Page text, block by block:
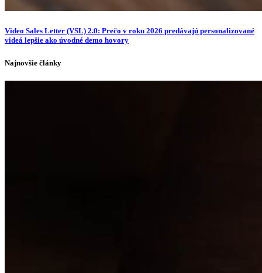
Video Sales Letter (VSL) 2.0: Prečo v roku 2026 predávajú personalizované
videá lepšie ako úvodné demo hovory
Najnovšie články